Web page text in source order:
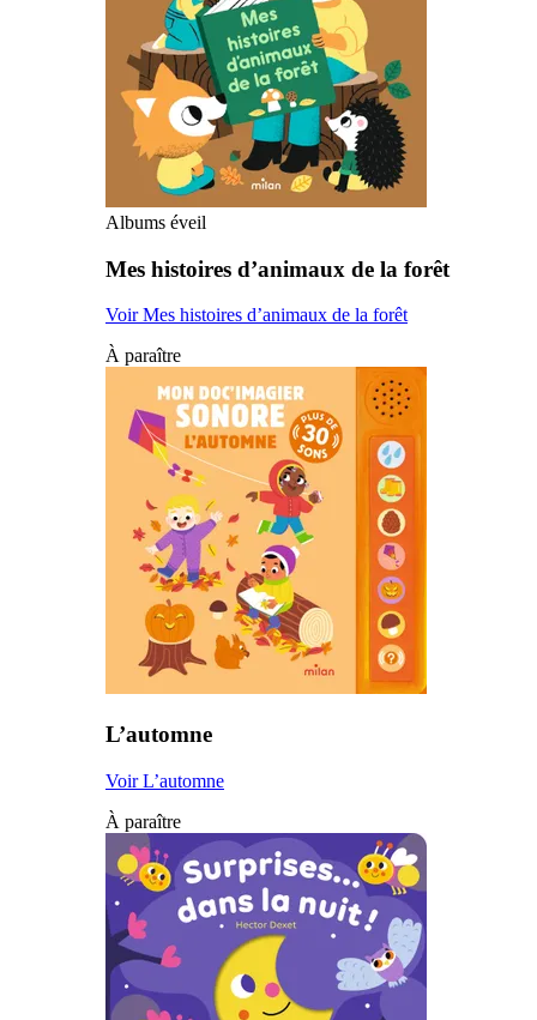
Albums éveil
Mes histoires d’animaux de la forêt
Voir Mes histoires d’animaux de la forêt
À paraître
L’automne
Voir L’automne
À paraître